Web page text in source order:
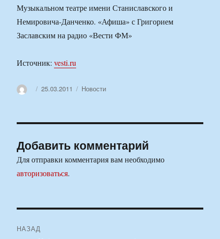
Музыкальном театре имени Станиславского и
Немировича-Данченко. «Афиша» с Григорием
Заславским на радио «Вести ФМ»
Источник:vesti.ru
АвторОпубликовано
25.03.2011 Рубрики
Новости
Добавить комментарий
Для отправки комментария вам необходимо
авторизоваться.
НАЗАД